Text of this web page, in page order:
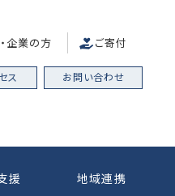
企業の方
ご寄付
ス お問い合わせ
援 地域連携